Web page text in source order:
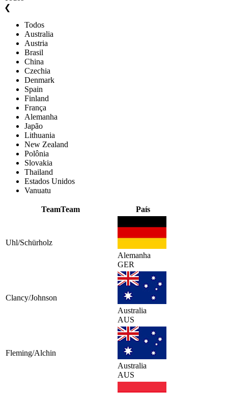
❮
Todos
Australia
Austria
Brasil
China
Czechia
Denmark
Spain
Finland
França
Alemanha
Japão
Lithuania
New Zealand
Polônia
Slovakia
Thailand
Estados Unidos
Vanuatu
TeamTeam País
Uhl/Schürholz
Alemanha
GER
Clancy/Johnson
Australia
AUS
Fleming/Alchin
Australia
AUS